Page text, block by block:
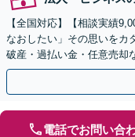
【全国対応】【相談実績
なおしたい」その思いをカ
破産・過払い金・任意売却
【初回相談無料】【全国対
電話でお問い合